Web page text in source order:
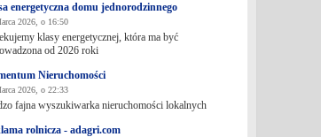
energetyczna domu jednorodzinnego
2026, o 16:50
klasy energetycznej, która ma być
od 2026 roki
Nieruchomości
2026, o 22:33
fajna wyszukiwarka nieruchomości lokalnych
rolnicza - adagri.com